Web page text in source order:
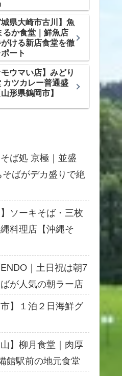
城県大崎市古川】魚
るか食堂｜鮮魚店
ける新店食堂を徹
ート
モウマい店】みどり
カツカレー普通盛
形県鶴岡市】
ば処 京極｜並盛
ばがデカ盛りで絶
ソーキそば・三枚
料理店【沖縄そ
｜土日祝は朝7
が人気の朝ラー店
】１泊２日海鮮グ
】柳月食堂｜肉厚
館駅前の地元食堂